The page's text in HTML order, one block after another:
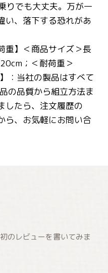
りでも大丈夫。万が一
い、落下する恐れがあ
重】＜商品サイズ＞長
；＜耐荷重＞
：当社の製品はすべて
の品質から組立方法ま
したら、注文履歴の
ら、お気軽にお問い合
のレビューを書いてみま